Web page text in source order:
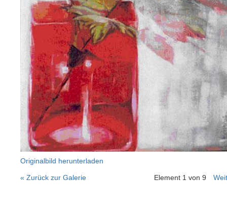
Originalbild herunterladen
« Zurück zur Galerie Element 1 von 9